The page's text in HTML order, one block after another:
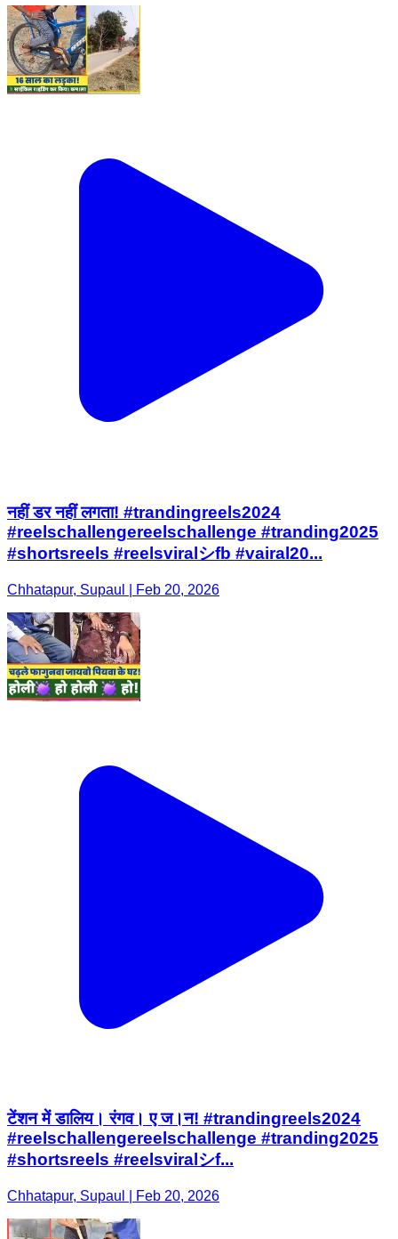
नहीं डर नहीं लगता! #trandingreels2024
#reelschallengereelschallenge #tranding2025
#shortsreels #reelsviralシfb #vairal20...
Chhatapur, Supaul | Feb 20, 2026
टेंशन में डालिय। रंगव। ए ज।न! #trandingreels2024
#reelschallengereelschallenge #tranding2025
#shortsreels #reelsviralシf...
Chhatapur, Supaul | Feb 20, 2026